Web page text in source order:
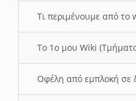
Τι περιμένουμε από το
Το 1ο μου Wiki
Οφέλη από εμπλοκή σε